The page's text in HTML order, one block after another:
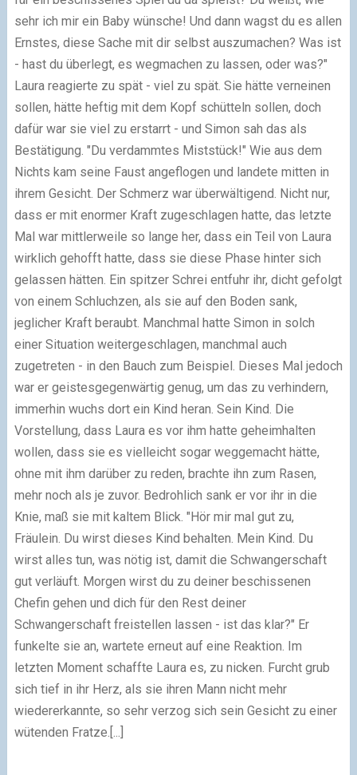
sehr ich mir ein Baby wünsche! Und dann wagst du es allen
Ernstes, diese Sache mit dir selbst auszumachen? Was ist
- hast du überlegt, es wegmachen zu lassen, oder was?"
Laura reagierte zu spät - viel zu spät. Sie hätte verneinen
sollen, hätte heftig mit dem Kopf schütteln sollen, doch
dafür war sie viel zu erstarrt - und Simon sah das als
Bestätigung. "Du verdammtes Miststück!" Wie aus dem
Nichts kam seine Faust angeflogen und landete mitten in
ihrem Gesicht. Der Schmerz war überwältigend. Nicht nur,
dass er mit enormer Kraft zugeschlagen hatte, das letzte
Mal war mittlerweile so lange her, dass ein Teil von Laura
wirklich gehofft hatte, dass sie diese Phase hinter sich
gelassen hätten. Ein spitzer Schrei entfuhr ihr, dicht gefolgt
von einem Schluchzen, als sie auf den Boden sank,
jeglicher Kraft beraubt. Manchmal hatte Simon in solch
einer Situation weitergeschlagen, manchmal auch
zugetreten - in den Bauch zum Beispiel. Dieses Mal jedoch
war er geistesgegenwärtig genug, um das zu verhindern,
immerhin wuchs dort ein Kind heran. Sein Kind. Die
Vorstellung, dass Laura es vor ihm hatte geheimhalten
wollen, dass sie es vielleicht sogar weggemacht hätte,
ohne mit ihm darüber zu reden, brachte ihn zum Rasen,
mehr noch als je zuvor. Bedrohlich sank er vor ihr in die
Knie, maß sie mit kaltem Blick. "Hör mir mal gut zu,
Fräulein. Du wirst dieses Kind behalten. Mein Kind. Du
wirst alles tun, was nötig ist, damit die Schwangerschaft
gut verläuft. Morgen wirst du zu deiner beschissenen
Chefin gehen und dich für den Rest deiner
Schwangerschaft freistellen lassen - ist das klar?" Er
funkelte sie an, wartete erneut auf eine Reaktion. Im
letzten Moment schaffte Laura es, zu nicken. Furcht grub
sich tief in ihr Herz, als sie ihren Mann nicht mehr
wiedererkannte, so sehr verzog sich sein Gesicht zu einer
wütenden Fratze.[...]